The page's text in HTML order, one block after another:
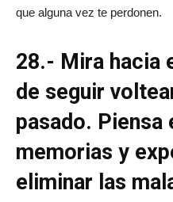
que alguna vez te perdonen.
28.- Mira hacia
de seguir
pasado. Piensa
memorias y
eliminar las